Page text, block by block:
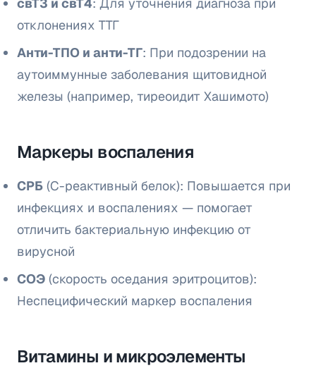
отклонениях ТТГ
Анти-ТПО и анти-ТГ: При подозрении на
аутоиммунные заболевания щитовидной
железы (например, тиреоидит Хашимото)
Маркеры воспаления
СРБ (С-реактивный белок): Повышается при
инфекциях и воспалениях — помогает
отличить бактериальную инфекцию от
вирусной
СОЭ (скорость оседания эритроцитов):
Неспецифический маркер воспаления
Витамины и микроэлементы